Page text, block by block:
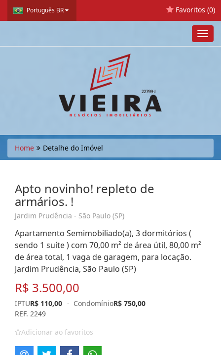
Português BR Favoritos (0)
Home Detalhe do Imóvel
Apto novinho! repleto de
armários. !
Jardim Prudência - São Paulo (SP)
Apartamento Semimobiliado(a), 3 dormitórios (
sendo 1 suíte ) com 70,00 m² de área útil, 80,00 m²
de área total, 1 vaga de garagem, para locação.
Jardim Prudência, São Paulo (SP)
R$ 3.500,00
IPTUR$ 110,00 · CondomínioR$ 750,00
REF. 2249
Adicionar ao favoritos